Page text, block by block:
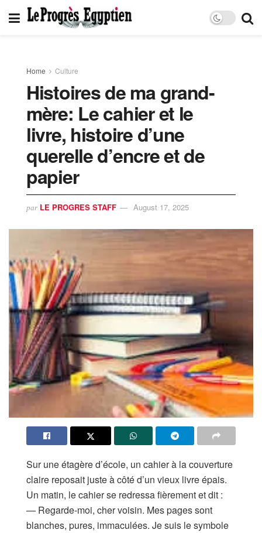
Home Culture
Histoires de ma grand-
mère: Le cahier et le
livre, histoire d’une
querelle d’encre et de
papier
par LE PROGRES STAFF August 17, 2025
Sur une étagère d’école, un cahier à la couverture
claire reposait juste à côté d’un vieux livre épais.
Un matin, le cahier se redressa fièrement et dit :
— Regarde-moi, cher voisin. Mes pages sont
blanches, pures, immaculées. Je suis le symbole